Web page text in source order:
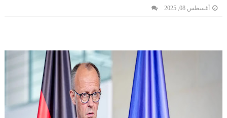
أغسطس 08, 2025